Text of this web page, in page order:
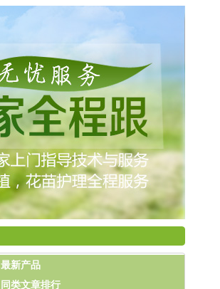
最新产品
同类文章排行